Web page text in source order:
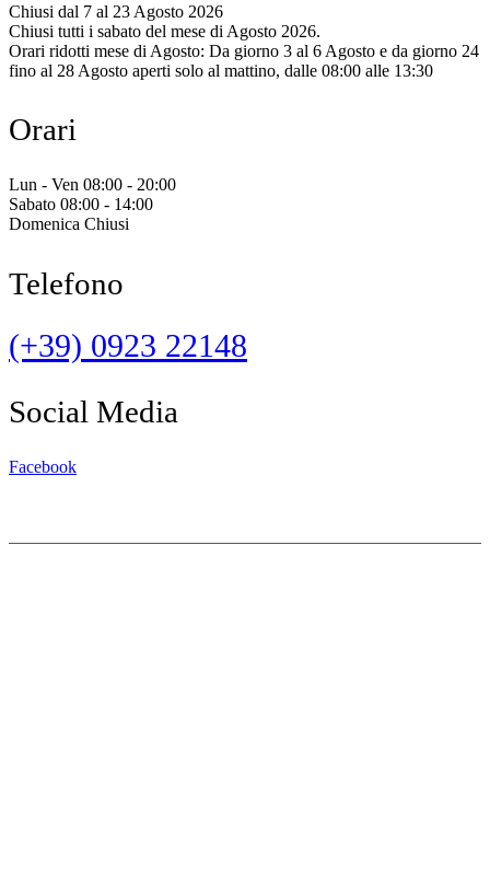
Chiusi dal 7 al 23 Agosto 2026
Chiusi tutti i sabato del mese di Agosto 2026.
Orari ridotti mese di Agosto: Da giorno 3 al 6 Agosto e da giorno 24
fino al 28 Agosto aperti solo al mattino, dalle 08:00 alle 13:30
Orari
Lun - Ven 08:00 - 20:00
Sabato 08:00 - 14:00
Domenica Chiusi
Telefono
(+39) 0923 22148
Social Media
Facebook